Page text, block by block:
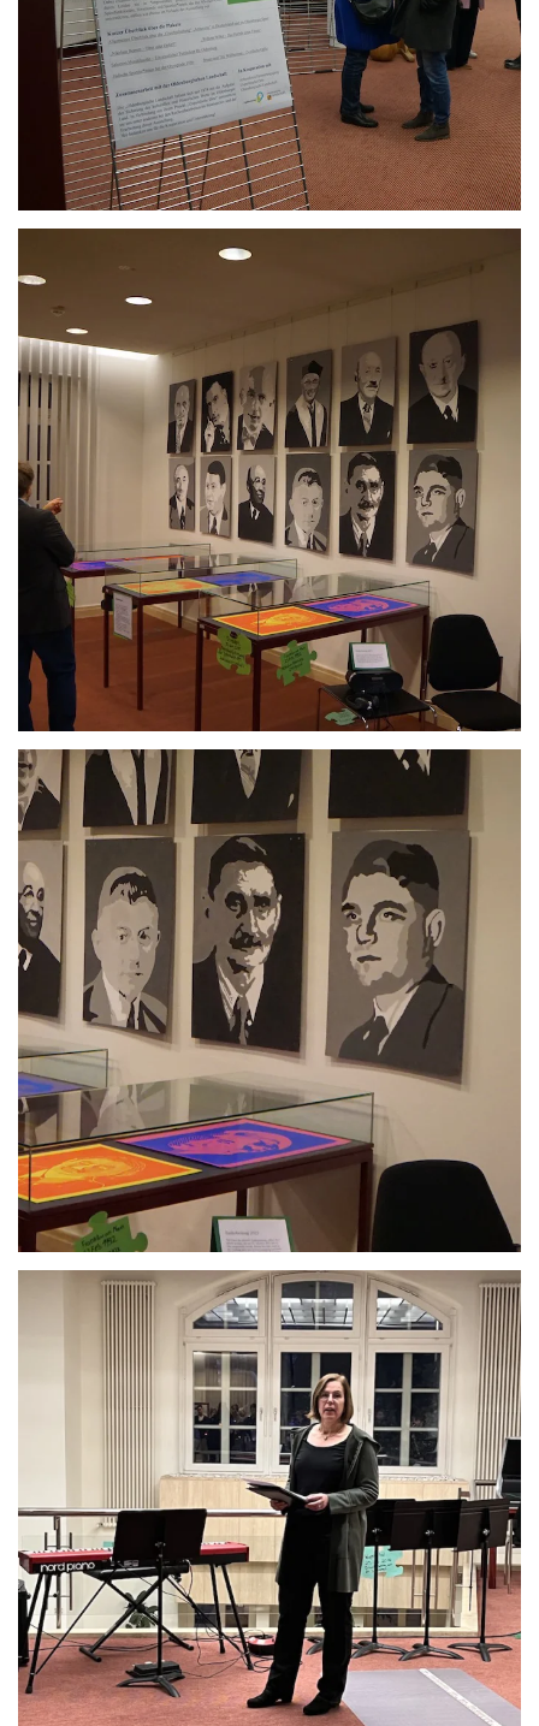
Anschauen....
Anschauen....
Anschauen....